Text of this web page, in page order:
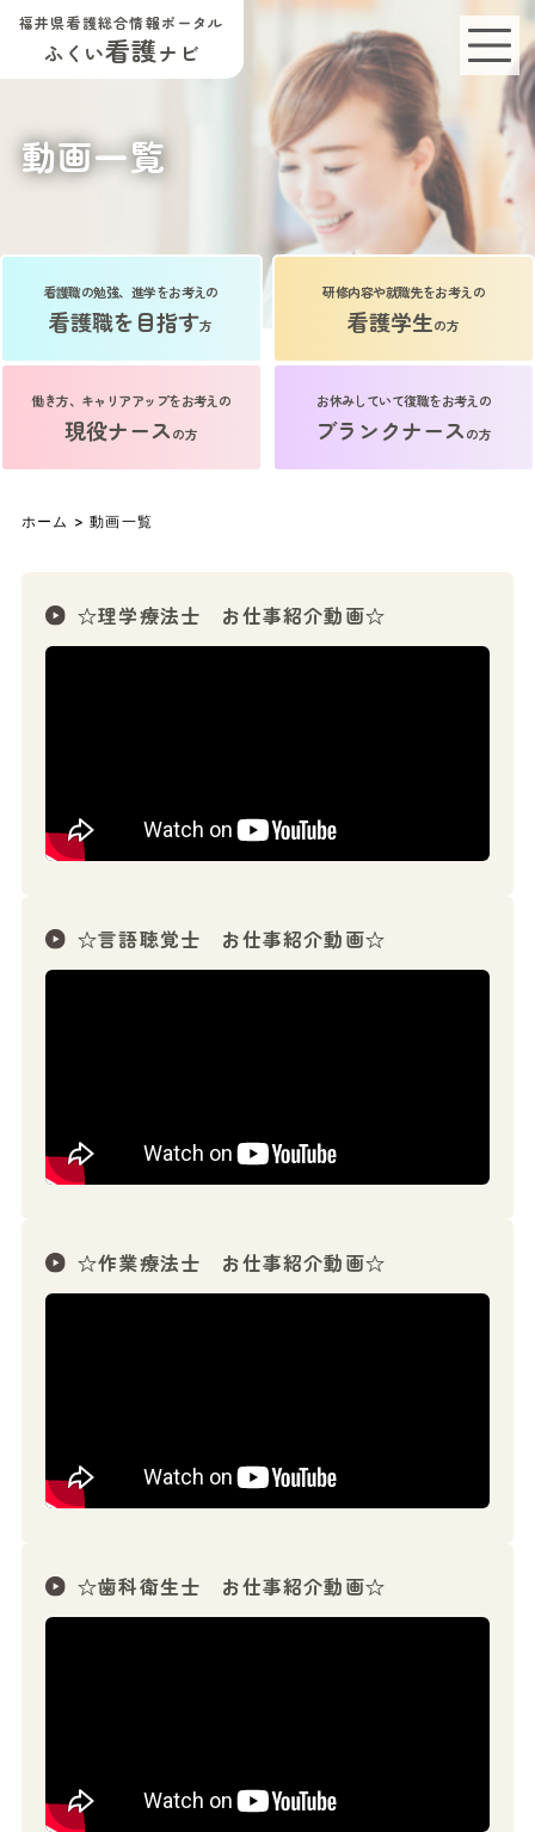
福井県看護総合情報ポータル
ふくい看護ナビ
動画一覧
看護職の勉強、進学をお考えの
看護職を目指す方
研修内容や就職先をお考えの
看護学生の方
働き方、キャリアアップをお考えの
現役ナースの方
お休みしていて復職をお考えの
ブランクナースの方
ホーム > 動画一覧
☆理学療法士 お仕事紹介動画☆
☆言語聴覚士 お仕事紹介動画☆
☆作業療法士 お仕事紹介動画☆
☆歯科衛生士 お仕事紹介動画☆